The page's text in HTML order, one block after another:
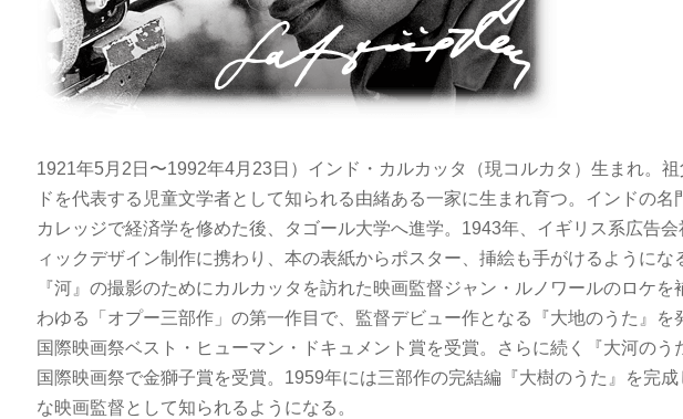
1921年5月2日〜1992年4月23日）インド・カルカッタ（現コルカタ）生まれ。
ドを代表する児童文学者として知られる由緒ある一家に生まれ育つ。インドの名
カレッジで経済学を修めた後、タゴール大学へ進学。1943年、イギリス系広告
ィックデザイン制作に携わり、本の表紙からポスター、挿絵も手がけるようにな
『河』の撮影のためにカルカッタを訪れた映画監督ジャン・ルノワールのロケを
わゆる「オプー三部作」の第一作目で、監督デビュー作となる『大地のうた』を
国際映画祭ベスト・ヒューマン・ドキュメント賞を受賞。さらに続く『大河のう
国際映画祭で金獅子賞を受賞。1959年には三部作の完結編『大樹のうた』を完
な映画監督として知られるようになる。